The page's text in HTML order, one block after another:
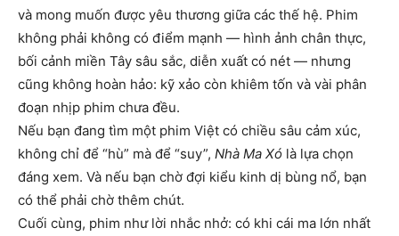
và mong muốn được yêu thương giữa các thế hệ. Phim
không phải không có điểm mạnh — hình ảnh chân thực,
bối cảnh miền Tây sâu sắc, diễn xuất có nét — nhưng
cũng không hoàn hảo: kỹ xảo còn khiêm tốn và vài phân
đoạn nhịp phim chưa đều.
Nếu bạn đang tìm một phim Việt có chiều sâu cảm xúc,
không chỉ để “hù” mà để “suy”, Nhà Ma Xó là lựa chọn
đáng xem. Và nếu bạn chờ đợi kiểu kinh dị bùng nổ, bạn
có thể phải chờ thêm chút.
Cuối cùng, phim như lời nhắc nhở: có khi cái ma lớn nhất